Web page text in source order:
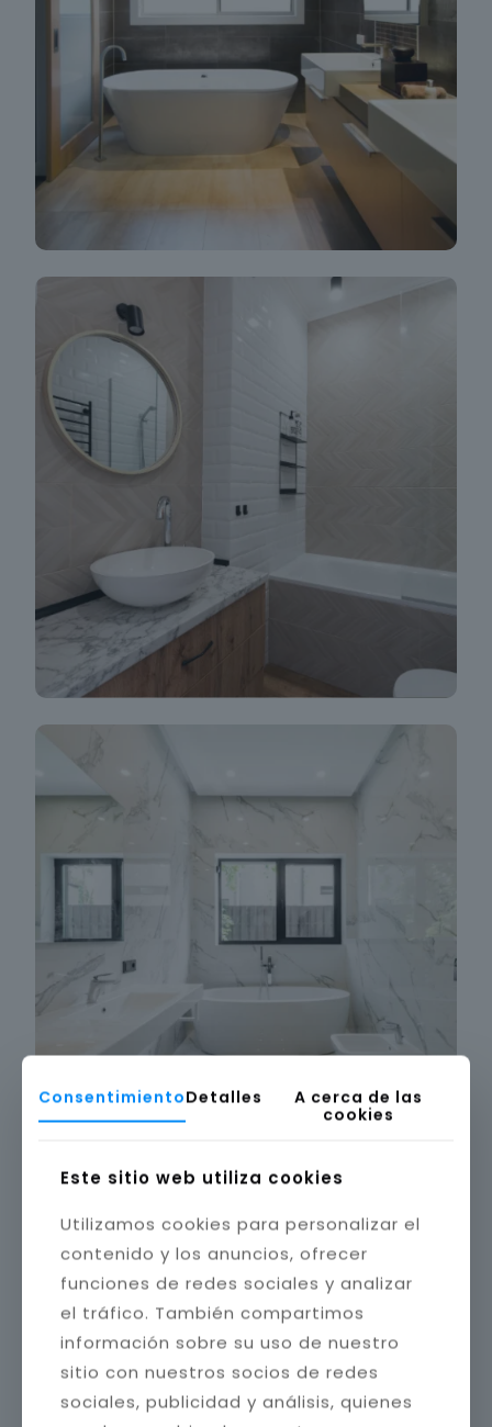
ConsentimientoDetalles
A cerca de las
cookies
Este sitio web utiliza cookies
Utilizamos cookies para personalizar el
contenido y los anuncios, ofrecer
funciones de redes sociales y analizar
el tráfico. También compartimos
información sobre su uso de nuestro
sitio con nuestros socios de redes
sociales, publicidad y análisis, quienes